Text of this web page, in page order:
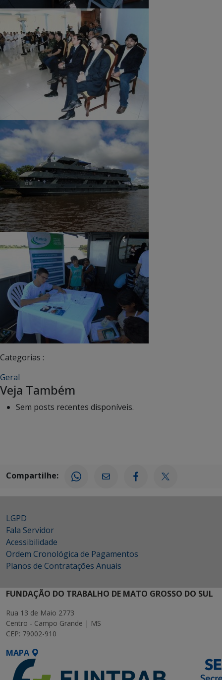
Categorias :
Geral
Veja Também
Sem posts recentes disponíveis.
Compartilhe:
LGPD
Fala Servidor
Acessibilidade
Ordem Cronológica de Pagamentos
Planos de Contratações Anuais
FUNDAÇÃO DO TRABALHO DE MATO GROSSO DO SUL
Rua 13 de Maio 2773
Centro - Campo Grande | MS
CEP: 79002-910
MAPA